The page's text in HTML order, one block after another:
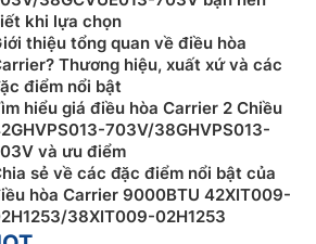
điều hòa, máy lạnh phù
sử dụng
theo diện tích phòng
khi lựa chọn
thiệu tổng quan về điều hòa
Thương hiệu, xuất xứ và các
điểm nổi bật
hiểu giá điều hòa Carrier 2 Chiều
703V/38GHVPS013-
và ưu điểm
sẻ về các đặc điểm nổi bật của
hòa Carrier 9000BTU 42XIT009-
38XIT009-02H1253